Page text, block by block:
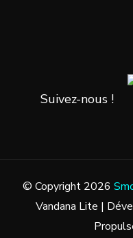
Suivez-nous !
© Copyright 2026
Vandana Lite |